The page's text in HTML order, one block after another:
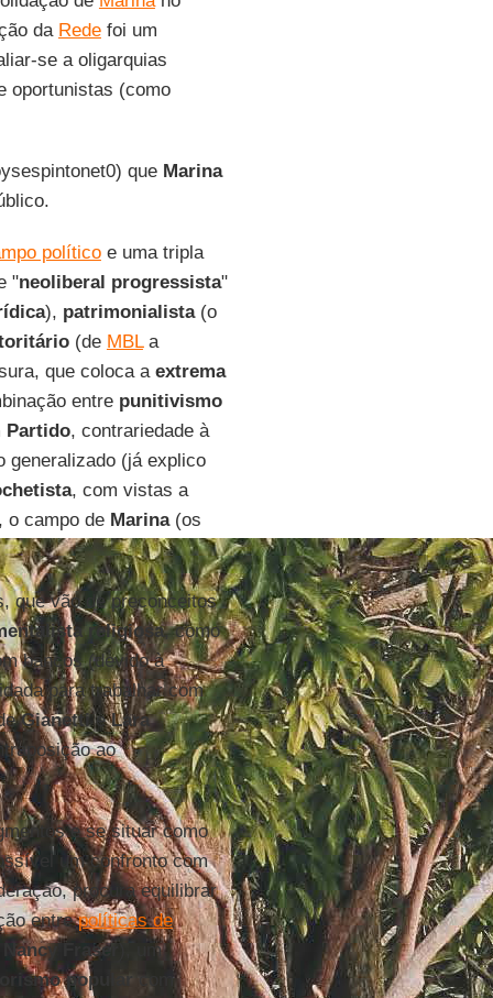
da Redefoi um
se a oligarquias
oportunistas (como
que Marina
políticoe uma tripla
"neoliberal progressista"
), patrimonialista(o
(de MBLa
que coloca aextrema
entre punitivismo
Partido, contrariedade à
generalizado (já explico
, com vistas a
o campo de Marina(os
que vão de preconceitos
religiosa, como
bancos (devido à
para trabalhar com
GianettieLara
ao
e se situar como
um confronto com
procura equilibrar
entrepolíticas de
Nancy Fraser
), um
popular
com